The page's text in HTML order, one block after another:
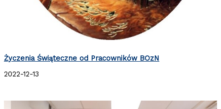
Życzenia Świąteczne od Pracowników BOzN
2022-12-13